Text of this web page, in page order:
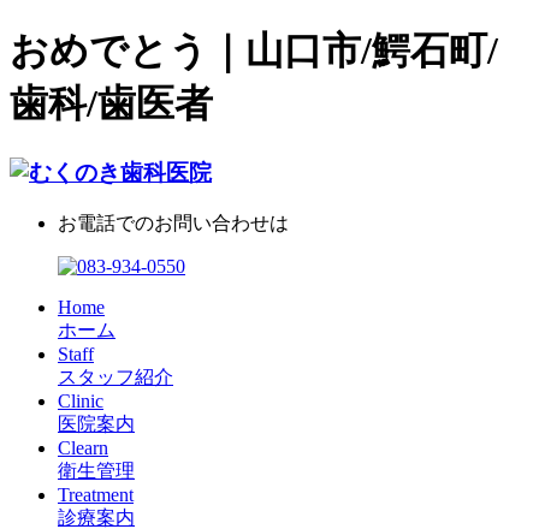
おめでとう｜山口市/鰐石町/
歯科/歯医者
お電話でのお問い合わせは
Home
ホーム
Staff
スタッフ紹介
Clinic
医院案内
Clearn
衛生管理
Treatment
診療案内